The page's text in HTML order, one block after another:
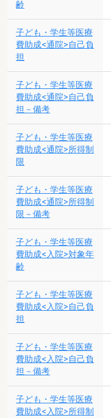
齢
子ども・学生等医療
費助成<通院>自己負
担
子ども・学生等医療
費助成<通院>自己負
担－備考
子ども・学生等医療
費助成<通院>所得制
限
子ども・学生等医療
費助成<通院>所得制
限－備考
子ども・学生等医療
費助成<入院>対象年
齢
子ども・学生等医療
費助成<入院>自己負
担
子ども・学生等医療
費助成<入院>自己負
担－備考
子ども・学生等医療
費助成<入院>所得制